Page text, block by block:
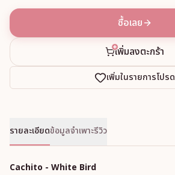
ซื้อเลย
เพิ่มลงตะกร้า
เพิ่มในรายการโปรด
รายละเอียดข้อมูลจำเพาะรีวิว
Cachito - White Bird